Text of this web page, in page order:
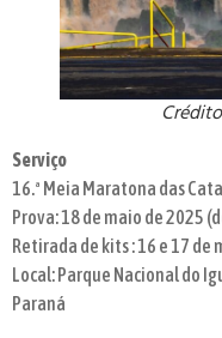
Serviço
16.ª Meia Maratona das
Prova: 18 de maio de 2025
Retirada de kits : 16 e 17 de
Local: Parque Nacional do
Paraná